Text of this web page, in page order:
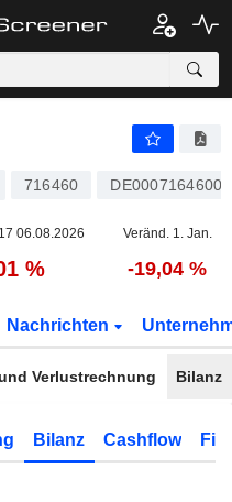
716460 DE0007164600
06.08.2026 Veränd. 1. Jan.
% -19,04 %
Nachrichten
Verlustrechnung Bilanz
Bilanz Cashflow